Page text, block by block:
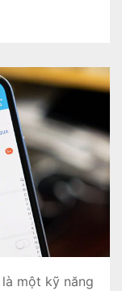
là một kỹ năng